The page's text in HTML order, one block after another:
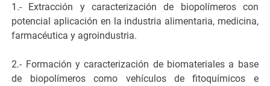
1.- Extracción y caracterización de biopolímeros con
potencial aplicación en la industria alimentaria, medicina,
farmacéutica y agroindustria.
2.- Formación y caracterización de biomateriales a base
de biopolímeros como vehículos de fitoquímicos e